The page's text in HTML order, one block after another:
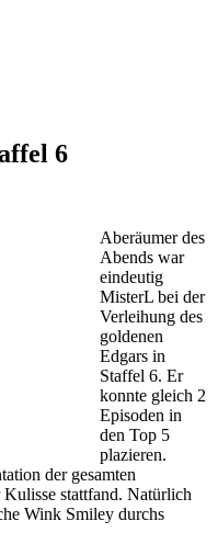
6
Aberäumer des
Abends war
eindeutig
MisterL bei der
Verleihung des
goldenen
Edgars in
Staffel 6. Er
konnte gleich 2
Episoden in
den Top 5
plazieren.
der gesamten
stattfand. Natürlich
Wink Smiley durchs